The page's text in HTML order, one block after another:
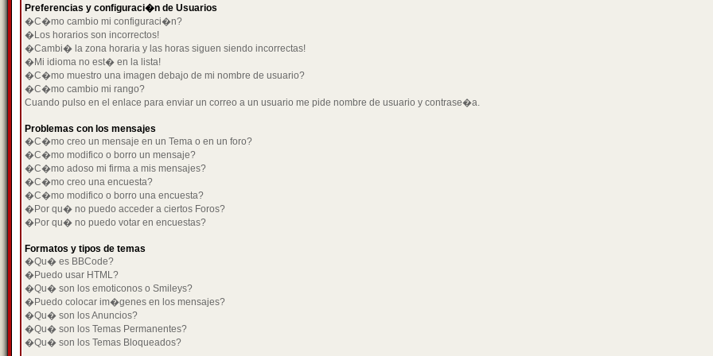
Preferencias y configuraci�n de Usuarios
�C�mo cambio mi configuraci�n?
�Los horarios son incorrectos!
�Cambi� la zona horaria y las horas siguen siendo incorrectas!
�Mi idioma no est� en la lista!
�C�mo muestro una imagen debajo de mi nombre de usuario?
�C�mo cambio mi rango?
Cuando pulso en el enlace para enviar un correo a un usuario me pide nombre de usuario y contrase�a.
Problemas con los mensajes
�C�mo creo un mensaje en un Tema o en un foro?
�C�mo modifico o borro un mensaje?
�C�mo adoso mi firma a mis mensajes?
�C�mo creo una encuesta?
�C�mo modifico o borro una encuesta?
�Por qu� no puedo acceder a ciertos Foros?
�Por qu� no puedo votar en encuestas?
Formatos y tipos de temas
�Qu� es BBCode?
�Puedo usar HTML?
�Qu� son los emoticonos o Smileys?
�Puedo colocar im�genes en los mensajes?
�Qu� son los Anuncios?
�Qu� son los Temas Permanentes?
�Qu� son los Temas Bloqueados?